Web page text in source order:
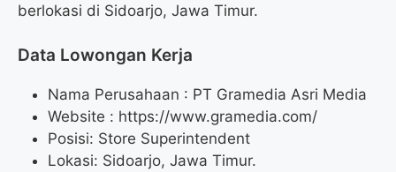
berlokasi di Sidoarjo, Jawa Timur.
Data Lowongan Kerja
Nama Perusahaan : PT Gramedia Asri Media
Website : https://www.gramedia.com/
Posisi: Store Superintendent
Lokasi: Sidoarjo, Jawa Timur.